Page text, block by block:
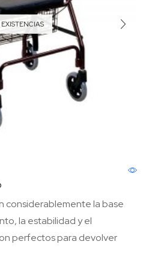
EXISTENCIAS
considerablemente la base
la estabilidad y el
perfectos para devolver